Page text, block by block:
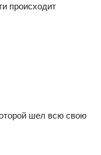
происходит
шел всю свою